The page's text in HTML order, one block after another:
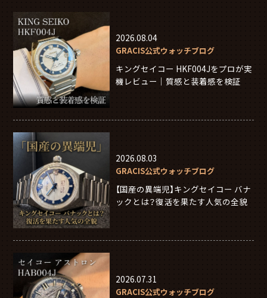
2026.08.04
GRACIS公式ウォッチブログ
キングセイコー HKF004Jをプロが実
機レビュー｜質感と装着感を検証
2026.08.03
GRACIS公式ウォッチブログ
【国産の異端児】キングセイコー バナ
ックとは？復活を果たす人気の全貌
2026.07.31
GRACIS公式ウォッチブログ